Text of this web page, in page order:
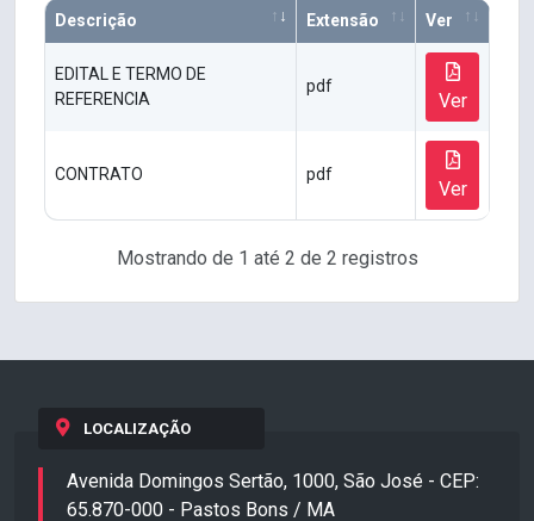
Descrição Extensão Ver
EDITAL E TERMO DE
REFERENCIA
pdf
Ver
CONTRATO pdf
Ver
Mostrando de 1 até 2 de 2 registros
LOCALIZAÇÃO
Avenida Domingos Sertão, 1000, São José - CEP:
65.870-000 - Pastos Bons / MA